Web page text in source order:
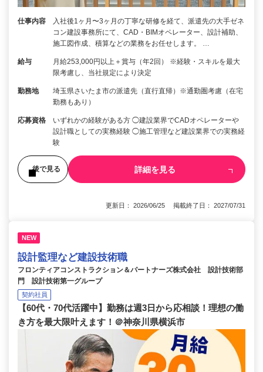
仕事内容
入社後1ヶ月〜3ヶ月の丁寧な研修を経て、派遣先の大手ゼネ
コン建設事務所にて、CAD・BIMオペレーター、設計補助、
施工図作成、積算などの業務をお任せします。 …
給与
月給253,000円以上＋賞与（年2回） ※経験・スキルを最大
限考慮し、当社規定により決定
勤務地
埼玉県さいたま市の派遣先（直行直帰）※通勤圏考慮（在宅
勤務もあり）
応募資格
いずれかの経験がある方 ◯建設業界でCADオペレーターや
設計職としての実務経験 ◯施工管理など建設業界での実務経
験
後で見る 詳細を見る
更新日： 2026/06/25 掲載終了日： 2027/07/31
NEW
設計監理など建設技術職
フロンティアコンストラクション＆パートナーズ株式会社 設計技術部
門 設計技術第一グループ
契約社員
【60代・70代活躍中】勤務は週3日から応相談！理想の働
き方を最大限叶えます！＠神奈川県横浜市